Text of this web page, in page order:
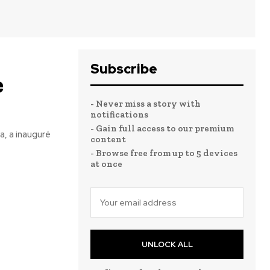
a inauguré
Subscribe
- Never miss a story with
notifications
- Gain full access to our premium
content
- Browse free from up to 5 devices
at once
UNLOCK ALL